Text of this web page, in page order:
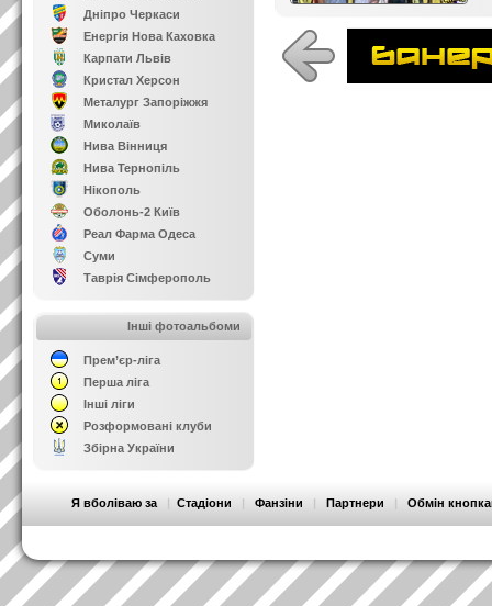
Дніпро Черкаси
Енергія Нова Каховка
Карпати Львів
Кристал Херсон
Металург Запоріжжя
Миколаїв
Нива Вінниця
Нива Тернопіль
Нікополь
Оболонь-2 Київ
Реал Фарма Одеса
Суми
Таврія Сімферополь
Інші фотоальбоми
Прем’єр-ліга
Перша ліга
Інші ліги
Розформовані клуби
Збірна України
Я вболіваю за | Стадіони | Фанзіни | Партнери | Обмін